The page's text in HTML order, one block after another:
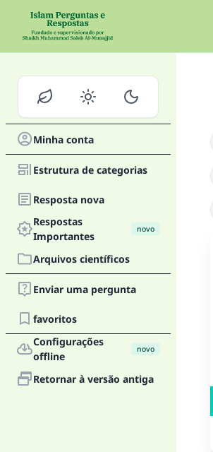
Minha conta
Estrutura de categorias
Resposta nova
Respostas
Importantes
novo
Arquivos científicos
Enviar uma pergunta
favoritos
Configurações
offline
novo
Retornar à versão antiga